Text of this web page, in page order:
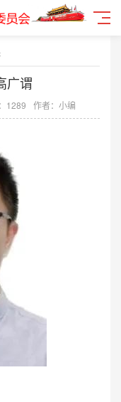
广谓
1289 作者：小编